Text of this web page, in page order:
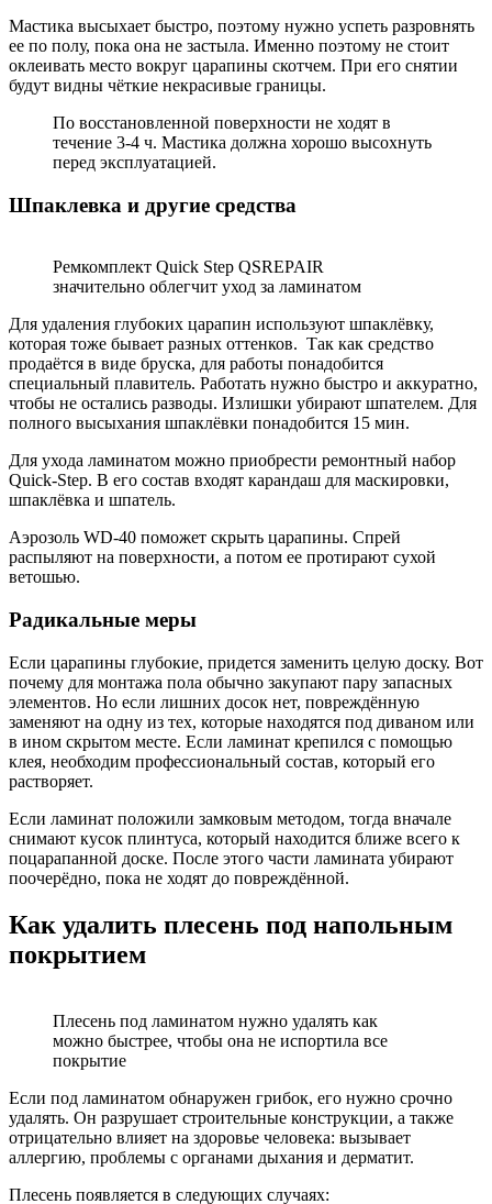
Мастика высыхает быстро, поэтому нужно успеть разровнять
ее по полу, пока она не застыла. Именно поэтому не стоит
оклеивать место вокруг царапины скотчем. При его снятии
будут видны чёткие некрасивые границы.
По восстановленной поверхности не ходят в
течение 3-4 ч. Мастика должна хорошо высохнуть
перед эксплуатацией.
Шпаклевка и другие средства
Ремкомплект Quick Step QSREPAIR
значительно облегчит уход за ламинатом
Для удаления глубоких царапин используют шпаклёвку,
которая тоже бывает разных оттенков. Так как средство
продаётся в виде бруска, для работы понадобится
специальный плавитель. Работать нужно быстро и аккуратно,
чтобы не остались разводы. Излишки убирают шпателем. Для
полного высыхания шпаклёвки понадобится 15 мин.
Для ухода ламинатом можно приобрести ремонтный набор
Quick-Step. В его состав входят карандаш для маскировки,
шпаклёвка и шпатель.
Аэрозоль WD-40 поможет скрыть царапины. Спрей
распыляют на поверхности, а потом ее протирают сухой
ветошью.
Радикальные меры
Если царапины глубокие, придется заменить целую доску. Вот
почему для монтажа пола обычно закупают пару запасных
элементов. Но если лишних досок нет, повреждённую
заменяют на одну из тех, которые находятся под диваном или
в ином скрытом месте. Если ламинат крепился с помощью
клея, необходим профессиональный состав, который его
растворяет.
Если ламинат положили замковым методом, тогда вначале
снимают кусок плинтуса, который находится ближе всего к
поцарапанной доске. После этого части ламината убирают
поочерёдно, пока не ходят до повреждённой.
Как удалить плесень под напольным
покрытием
Плесень под ламинатом нужно удалять как
можно быстрее, чтобы она не испортила все
покрытие
Если под ламинатом обнаружен грибок, его нужно срочно
удалять. Он разрушает строительные конструкции, а также
отрицательно влияет на здоровье человека: вызывает
аллергию, проблемы с органами дыхания и дерматит.
Плесень появляется в следующих случаях: